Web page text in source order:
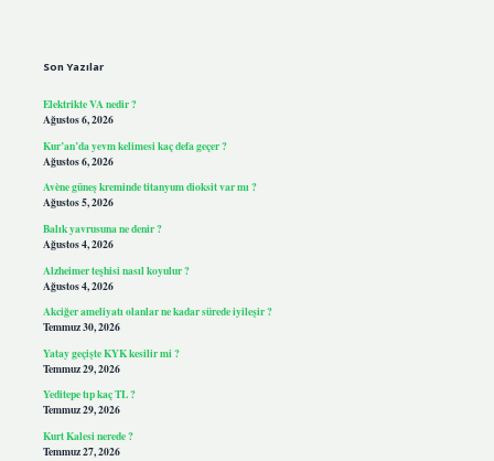
Son Yazılar
Elektrikte VA nedir ?
Ağustos 6, 2026
Kur’an’da yevm kelimesi kaç defa geçer ?
Ağustos 6, 2026
Avène güneş kreminde titanyum dioksit var mı ?
Ağustos 5, 2026
Balık yavrusuna ne denir ?
Ağustos 4, 2026
Alzheimer teşhisi nasıl koyulur ?
Ağustos 4, 2026
Akciğer ameliyatı olanlar ne kadar sürede iyileşir ?
Temmuz 30, 2026
Yatay geçişte KYK kesilir mi ?
Temmuz 29, 2026
Yeditepe tıp kaç TL ?
Temmuz 29, 2026
Kurt Kalesi nerede ?
Temmuz 27, 2026